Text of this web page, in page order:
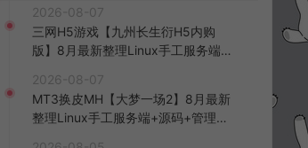
2026-08-07
三网H5游戏【九州长生衍H5内购
版】8月最新整理Linux手工服务端
客户端+详细搭建教程+视频教程
2026-08-07
MT3换皮MH【大梦一场2】8月最新
整理Linux手工服务端+源码+管理后